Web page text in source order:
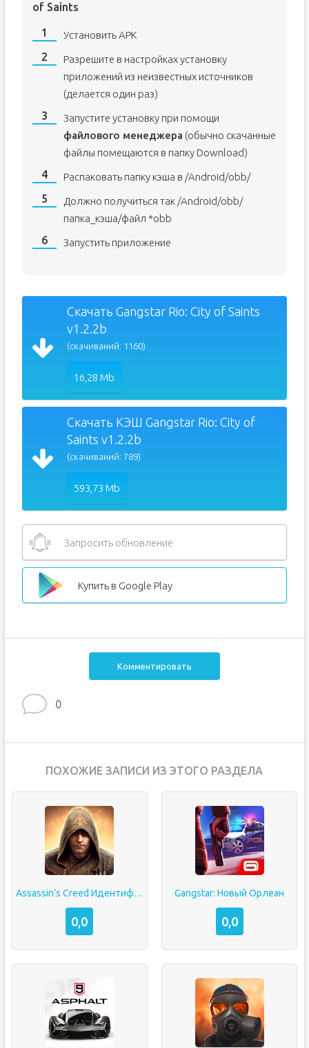
of Saints
Установить APK
Разрешите в настройках установку
приложений из неизвестных источников
(делается один раз)
Запустите установку при помощи
файлового менеджера (обычно скачанные
файлы помещаются в папку Download)
Распаковать папку кэша в /Android/obb/
Должно получиться так /Android/obb/
папка_кэша/файл *obb
Запустить приложение
Скачать Gangstar Rio: City of Saints
v1.2.2b
(скачиваний: 1160)
16,28 Mb
Скачать КЭШ Gangstar Rio: City of
Saints v1.2.2b
(скачиваний: 789)
593,73 Mb
Запросить обновление
Купить в Google Play
Комментировать
0
ПОХОЖИЕ ЗАПИСИ ИЗ ЭТОГО РАЗДЕЛА
Assassin’s Creed Идентификация
0,0
Gangstar: Новый Орлеан
0,0